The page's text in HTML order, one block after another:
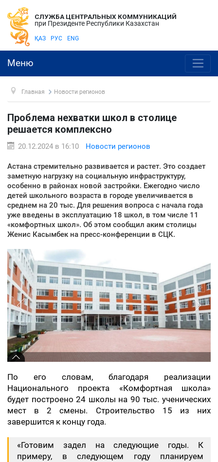
СЛУЖБА ЦЕНТРАЛЬНЫХ КОММУНИКАЦИЙ
при Президенте Республики Казахстан
ҚАЗ РУС ENG
Меню
Главная Новости регионов
Проблема нехватки школ в столице
решается комплексно
20.12.2024 в 16:10 Новости регионов
Астана стремительно развивается и растет. Это создает
заметную нагрузку на социальную инфраструктуру,
особенно в районах новой застройки. Ежегодно число
детей школьного возраста в городе увеличивается в
среднем на 20 тыс. Для решения вопроса с начала года
уже введены в эксплуатацию 18 школ, в том числе 11
«комфортных школ». Об этом сообщил аким столицы
Женис Касымбек на пресс-конференции в СЦК.
По его словам, благодаря реализации
Национального проекта «Комфортная школа»
будет построено 24 школы на 90 тыс. ученических
мест в 2 смены. Строительство 15 из них
завершится к концу года.
«Готовим задел на следующие годы. К
примеру, в следующем году планируем